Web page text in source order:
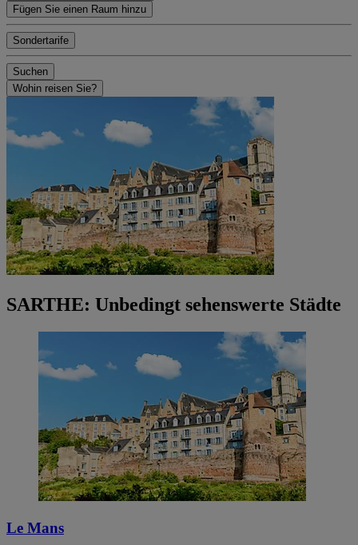
Fügen Sie einen Raum hinzu
Sondertarife
Suchen
Wohin reisen Sie?
SARTHE: Unbedingt sehenswerte Städte
Le Mans